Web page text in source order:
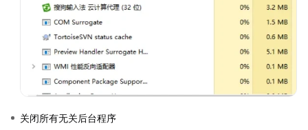
关闭所有无关后台程序